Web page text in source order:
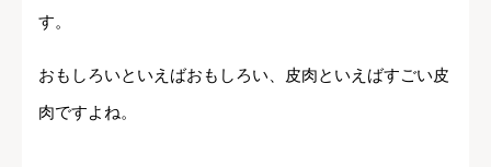
す。
おもしろいといえばおもしろい、皮肉といえばすごい皮
肉ですよね。